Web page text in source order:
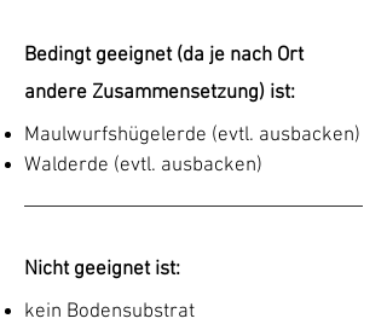
Bedingt geeignet (da je nach Ort
andere Zusammensetzung) ist:
Maulwurfshügelerde (evtl. ausbacken)
Walderde (evtl. ausbacken)
Nicht geeignet ist:
kein Bodensubstrat